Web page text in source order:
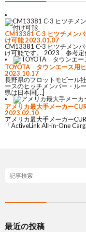
CM13381 C-3 ヒツチメン
け可能2023.01.07
CM13381 C-3 ヒツチメン
け可能です。 2023 参考定
TOYOTA タウンエース用
2023.10.17
長野県のフロットモビール
ースのヒッチメンバー・ル
県は日本国[…]
アメリカ最大手メーカー
2023.02.10
アメリカ最大手メーカー
「ActiveLink All-in-One
最近の投稿